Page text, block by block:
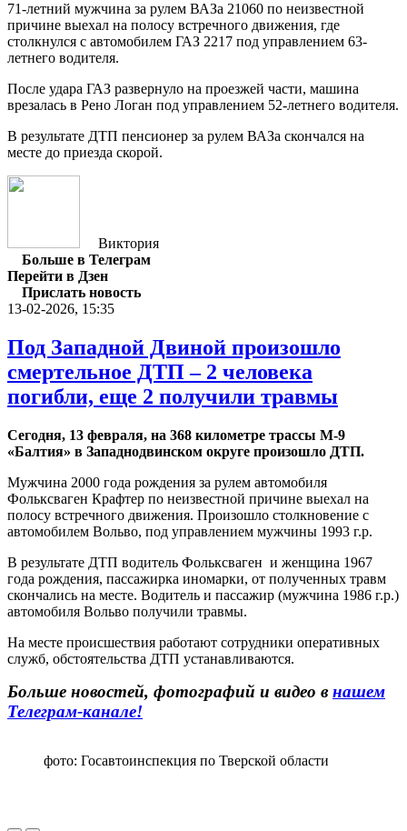
71-летний мужчина за рулем ВАЗа 21060 по неизвестной
причине выехал на полосу встречного движения, где
столкнулся с автомобилем ГАЗ 2217 под управлением 63-
летнего водителя.
После удара ГАЗ развернуло на проезжей части, машина
врезалась в Рено Логан под управлением 52-летнего водителя.
В результате ДТП пенсионер за рулем ВАЗа скончался на
месте до приезда скорой.
Виктория
Больше в Телеграм
Перейти в Дзен
Прислать новость
13-02-2026, 15:35
Под Западной Двиной произошло
смертельное ДТП – 2 человека
погибли, еще 2 получили травмы
Сегодня, 13 февраля, на 368 километре трассы М-9
«Балтия» в Западнодвинском округе произошло ДТП.
Мужчина 2000 года рождения за рулем автомобиля
Фольксваген Крафтер по неизвестной причине выехал на
полосу встречного движения. Произошло столкновение с
автомобилем Вольво, под управлением мужчины 1993 г.р.
В результате ДТП водитель Фольксваген и женщина 1967
года рождения, пассажирка иномарки, от полученных травм
скончались на месте. Водитель и пассажир (мужчина 1986 г.р.)
автомобиля Вольво получили травмы.
На месте происшествия работают сотрудники оперативных
служб, обстоятельства ДТП устанавливаются.
Больше новостей, фотографий и видео в нашем
Телеграм-канале!
фото: Госавтоинспекция по Тверской области